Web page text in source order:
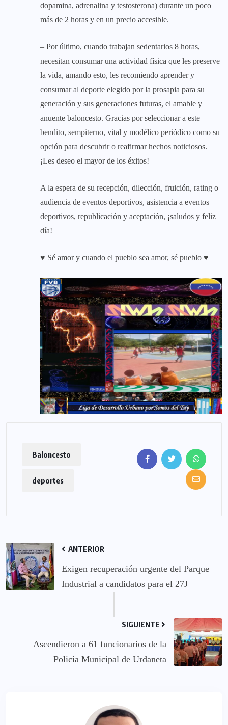
dopamina, adrenalina y testosterona) durante un poco
más de 2 horas y en un precio accesible.
– Por último, cuando trabajan sedentarios 8 horas,
necesitan consumar una actividad física que les preserve
la vida, amando esto, les recomiendo aprender y
consumar al deporte elegido por la prosapia para su
generación y sus generaciones futuras, el amable y
anuente baloncesto. Gracias por seleccionar a este
bendito, sempiterno, vital y modélico periódico como su
opción para descubrir o reafirmar hechos noticiosos.
¡Les deseo el mayor de los éxitos!
A la espera de su recepción, dilección, fruición, rating o
audiencia de eventos deportivos, asistencia a eventos
deportivos, republicación y aceptación, ¡saludos y feliz
día!
♥ Sé amor y cuando el pueblo sea amor, sé pueblo ♥
Baloncesto
deportes
ANTERIOR
Exigen recuperación urgente del Parque
Industrial a candidatos para el 27J
SIGUIENTE
Ascendieron a 61 funcionarios de la
Policía Municipal de Urdaneta